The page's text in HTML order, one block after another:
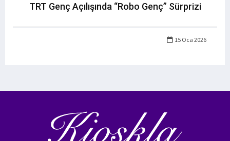
TRT Genç Açılışında “Robo Genç” Sürprizi
15 Oca 2026